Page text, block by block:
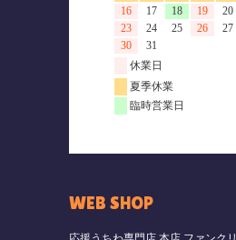
WEB SHOP
応援うちわ専門店 本店 ファンクリ